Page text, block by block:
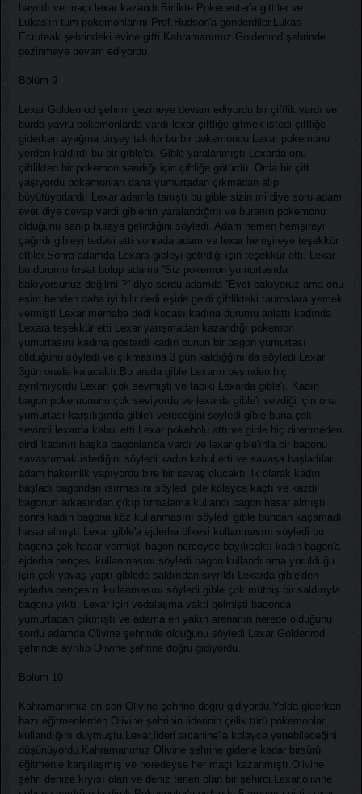
bayıldı ve maçı lexar kazandı.Birlikte Pokecenter'a gittiler ve
Lukas'ın tüm pokemonlarını Prof.Hudson'a gönderdiler.Lukas
Ecruteak şehrindeki evine gitti.Kahramanımız Goldenrod şehrinde
gezinmeye devam ediyordu.
Bölüm 9
Lexar Goldenrod şehrini gezmeye devam ediyordu bir çiftlik vardı ve
burda yavru pokemonlarda vardı lexar çiftliğe gitmek istedi çiftliğe
giderken ayağına birşey takıldı bu bir pokemondu Lexar pokemonu
yerden kaldırdı bu bir gıble'dı. Gible yaralanmıştı Lexarda onu
çiftlikten bir pokemon sandığı için çiftliğe götürdü. Orda bir çift
yaşıyordu pokemonları daha yumurtadan çıkmadan alıp
büyütüyorlardı. Lexar adamla tanıştı bu gible sizin mi diye soru adam
evet diye cevap verdi giblenin yaralandığını ve buranın pokemonu
olduğunu sanıp buraya getirdiğini söyledi. Adam hemen hemşireyi
çağırdı gibleyi tedavi etti sonrada adam ve lexar hemşireye teşekkür
ettiler.Sonra adamda Lexara gibleyi getirdiği için teşekkür etti. Lexar
bu durumu fırsat bulup adama ''Siz pokemon yumurtasıda
bakıyorsunuz değilmi ?'' diye sordu adamda ''Evet bakıyoruz ama onu
eşim benden daha iyi bilir dedi eşide geldi çiftlikteki tauroslara yemek
vermişti Lexar merhaba dedi kocası kadına durumu anlattı kadında
Lexara teşekkür etti Lexar yarışmadan kazandığı pokemon
yumurtasını kadına gösterdi kadın bunun bir bagon yumurtası
ollduğunu söyledi ve çıkmasına 3 gün kaldığğını da söyledi Lexar
3gün orada kalacaktı.Bu arada gible Lexarın peşinden hiç
ayrılmıyordu Lexarı çok sevmişti ve tabiki Lexarda gible'ı. Kadın
bagon pokemonunu çok seviyordu ve lexarda gible'ı sevdiği için ona
yumurtası karşılığında gible'ı vereceğini söyledi gible buna çok
sevindi lexarda kabul etti.Lexar pokebolu attı ve gible hiç direnmeden
girdi kadının başka bagonlarıda vardı ve lexar gible'ınla bir bagonu
savaştırmak istediğini söyledi kadın kabul etti ve savaşa başladılar
adam hakemlik yapıyordu bire bir savaş olucaktı ilk olarak kadın
başladı bagondan ısırmasını söyledi gile kolayca kaçtı ve kazdı
bagonun arkasından çıkıp tırmalama kullandı bagon hasar almıştı
sonra kadın bagona köz kullanmasını söyledi gible bundan kaçamadı
hasar almıştı Lexar gible'a ejderha öfkesi kullanmasını söyledi bu
bagona çok hasar vermişti bagon nerdeyse bayılıcaktı kadın bagon'a
ejderha pençesi kullanmasını söyledi bagon kullandı ama yorulduğu
için çok yavaş yaptı giblede saldırıdan sıyrıldı Lexarda gible'den
ejderha pençesini kullanmasını söyledi gible çok müthiş bir saldırıyla
bagonu yıktı. Lexar için vedalaşma vakti gelmişti bagonda
yumurtadan çıkmıştı ve adama en yakın arenanın nerede olduğunu
sordu adamda Olivine şehrinde olduğunu söyledi Lexar Goldenrod
şehrinde ayrılıp Olivine şehrine doğru gidiyordu..
Bölüm 10
Kahramanımız en son Olivine şehrine doğru gidiyordu.Yolda giderken
bazı eğitmenlerden Olivine şehrinin liderinin çelik türü pokemonlar
kullandığını duymuştu.Lexar,lideri arcanine'la kolayca yenebileceğini
düşünüyordu.Kahramanımız Olivine şehrine gidene kadar birsürü
eğitmenle karşılaşmış ve neredeyse her maçı kazanmıştı.Olivine
şehri denize kıyısı olan ve deniz feneri olan bir şehirdi.Lexar,olivine